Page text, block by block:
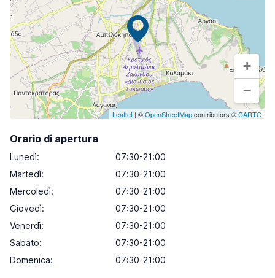
+
−
Leaflet | ©OpenStreetMapcontributors ©CARTO
Orario di apertura
Lunedì:
07:30-21:00
Martedì:
07:30-21:00
Mercoledì:
07:30-21:00
Giovedì:
07:30-21:00
Venerdì:
07:30-21:00
Sabato:
07:30-21:00
Domenica: 07:30-21:00